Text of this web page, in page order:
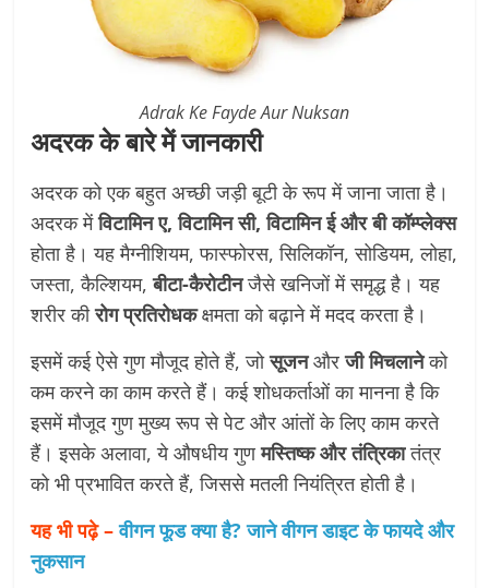
Adrak Ke Fayde Aur Nuksan
अदरक के बारे में जानकारी
अदरक को एक बहुत अच्छी जड़ी बूटी के रूप में जाना जाता है।
अदरक मेंविटामिन ए, विटामिन सी, विटामिन ई और बी कॉम्प्लेक्स
होता है। यह मैग्नीशियम, फास्फोरस, सिलिकॉन, सोडियम, लोहा,
जस्ता, कैल्शियम,बीटा-कैरोटीनजैसे खनिजों में समृद्ध है। यह
शरीर कीरोग प्रतिरोधकक्षमता को बढ़ाने में मदद करता है।
इसमें कई ऐसे गुण मौजूद होते हैं, जोसूजनऔरजी मिचलानेको
कम करने का काम करते हैं। कई शोधकर्ताओं का मानना ​​है कि
इसमें मौजूद गुण मुख्य रूप से पेट और आंतों के लिए काम करते
हैं। इसके अलावा, ये औषधीय गुणमस्तिष्क और तंत्रिकातंत्र
को भी प्रभावित करते हैं, जिससे मतली नियंत्रित होती है।
यह भी पढ़े – वीगन फूड क्या है? जाने वीगन डाइट के फायदे और
नुकसान